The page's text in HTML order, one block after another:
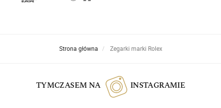
Strona główna Zegarki marki Rolex
TYMCZASEM NA INSTAGRAMIE